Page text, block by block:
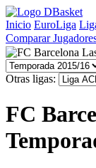
Inicio EuroLiga
Comparar
Otras ligas:
FC